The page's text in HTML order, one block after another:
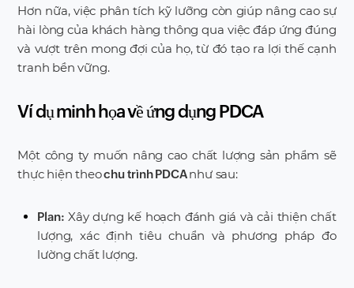
Hơn nữa, việc phân tích kỹ lưỡng còn giúp nâng cao sự
hài lòng của khách hàng thông qua việc đáp ứng đúng
và vượt trên mong đợi của họ, từ đó tạo ra lợi thế cạnh
tranh bền vững.
Ví dụ minh họa về ứng dụng PDCA
Một công ty muốn nâng cao chất lượng sản phẩm sẽ
thực hiện theochu trình PDCAnhư sau:
Plan: Xây dựng kế hoạch đánh giá và cải thiện chất
lượng, xác định tiêu chuẩn và phương pháp đo
lường chất lượng.